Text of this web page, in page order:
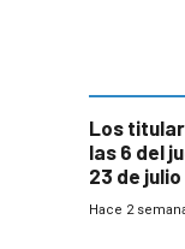
gobierno
Los
las 6 del
23 de julio
2026
Hace 2